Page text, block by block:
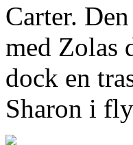
Carter.
med Zolas
dock en
Sharon i